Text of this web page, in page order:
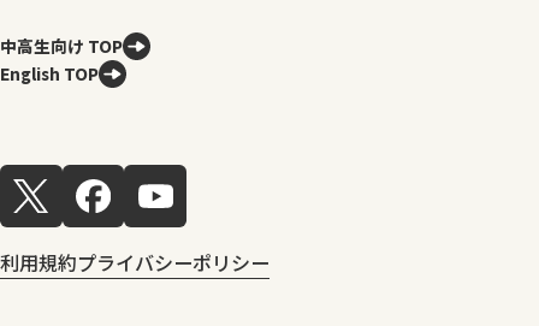
中高生向け TOP
English TOP
利用規約プライバシーポリシー